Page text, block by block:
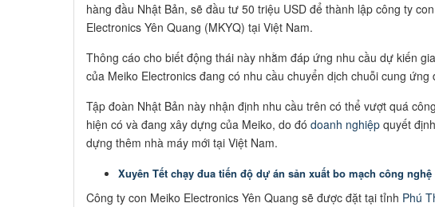
hàng đầu Nhật Bản, sẽ đầu tư 50 triệu USD để thành lập công ty
Electronics Yên Quang (MKYQ) tại Việt Nam.
Thông cáo cho biết động thái này nhằm đáp ứng nhu cầu dự kiến
của Meiko Electronics đang có nhu cầu chuyển dịch chuỗi cung ứng
Tập đoàn Nhật Bản này nhận định nhu cầu trên có thể vượt quá
hiện có và đang xây dựng của Meiko, do đó doanh nghiệp quyết
dựng thêm nhà máy mới tại Việt Nam.
Xuyên Tết chạy đua tiến độ dự án sản xuất bo mạch công nghệ
Công ty con Meiko Electronics Yên Quang sẽ được đặt tại tỉnh Phú